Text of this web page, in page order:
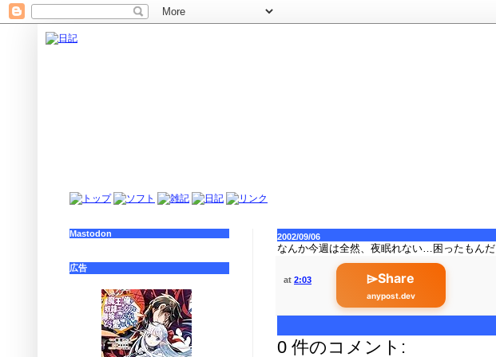
2002/09/06
なんか今週は全然、夜眠れない…困ったもんだ
at 2:03 ⌲Share
anypost.dev
0 件のコメント:
Mastodon
広告